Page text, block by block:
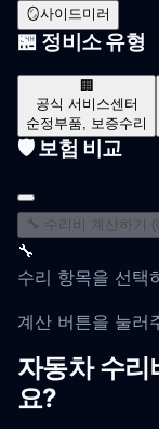
🪞사이드미러
🏪 정비소 유형
🏢
공식 서비스센터
순정부품, 보증수리
🛡️ 보험 비교
🔧 수리비 계산하기 (
🔧
수리 항목을 선택
계산 버튼을 눌러
자동차 수리
요?